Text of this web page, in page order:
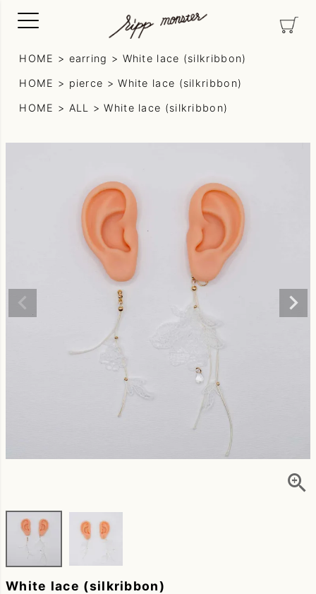
HOME earring White lace (silkribbon)
HOME pierce White lace (silkribbon)
HOME ALL White lace (silkribbon)
White lace (silkribbon)